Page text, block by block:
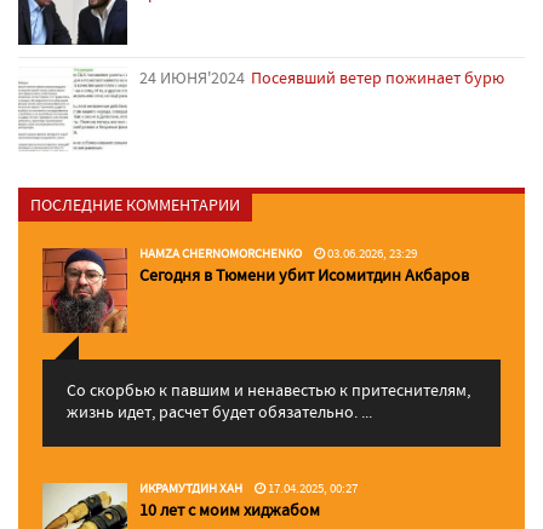
24 ИЮНЯ'2024 Посеявший ветер пожинает бурю
ПОСЛЕДНИЕ КОММЕНТАРИИ
HAMZA CHERNOMORCHENKO 03.06.2026, 23:29
Сегодня в Тюмени убит Исомитдин Акбаров
Со скорбью к павшим и ненавестью к притеснителям,
жизнь идет, расчет будет обязательно. ...
ИКРАМУТДИН ХАН 17.04.2025, 00:27
10 лет с моим хиджабом